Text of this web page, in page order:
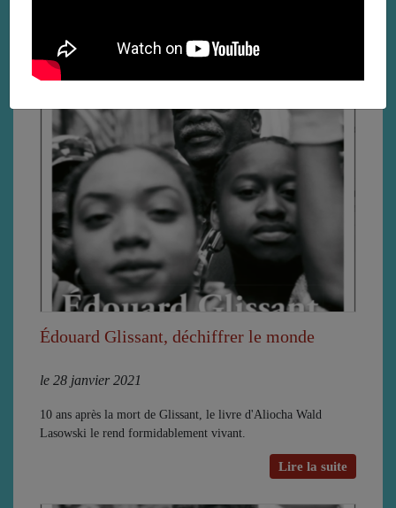
Édouard Glissant, déchiffrer le monde
le 28 janvier 2021
10 ans après la mort de Glissant, le livre d'Aliocha Wald
Lasowski le rend formidablement vivant.
Lire la suite